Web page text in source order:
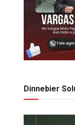
Dinnebier